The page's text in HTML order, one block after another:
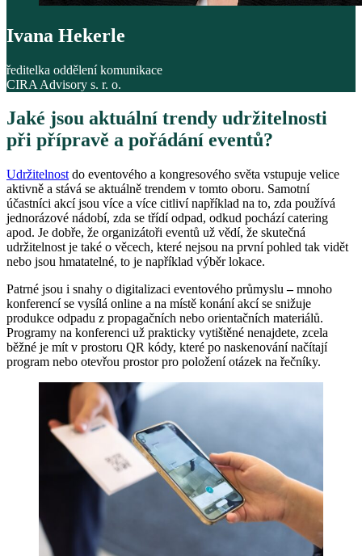
Ivana Hekerle
ředitelka oddělení komunikace
CIRA Advisory s. r. o.
Jaké jsou aktuální trendy udržitelnosti
při přípravě a pořádání eventů?
Udržitelnost do eventového a kongresového světa vstupuje velice
aktivně a stává se aktuálně trendem v tomto oboru. Samotní
účastníci akcí jsou více a více citliví například na to, zda používá
jednorázové nádobí, zda se třídí odpad, odkud pochází catering
apod. Je dobře, že organizátoři eventů už vědí, že skutečná
udržitelnost je také o věcech, které nejsou na první pohled tak vidět
nebo jsou hmatatelné, to je například výběr lokace.
Patrné jsou i snahy o digitalizaci eventového průmyslu–mnoho
konferencí se vysílá online a na místě konání akcí se snižuje
produkce odpadu z propagačních nebo orientačních materiálů.
Programy na konferenci už prakticky vytištěné nenajdete, zcela
běžné je mít v prostoru QR kódy, které po naskenování načítají
program nebo otevřou prostor pro položení otázek na řečníky.